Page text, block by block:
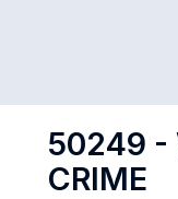
50249 -
CRIME